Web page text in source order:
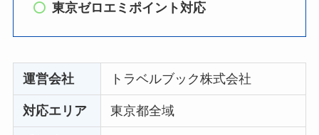
東京ゼロエミポイント対応
運営会社 トラベルブック株式会社
対応エリア 東京都全域